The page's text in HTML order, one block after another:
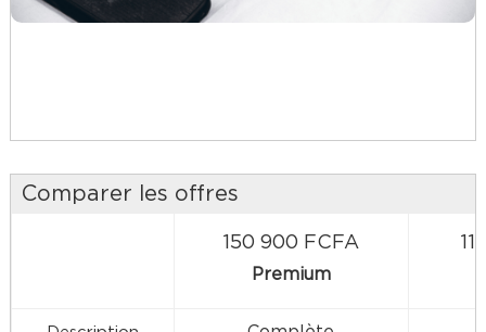
Comparer les offres
150 900 FCFA
Premium